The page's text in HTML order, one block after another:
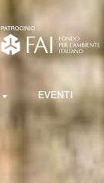
EVENTI